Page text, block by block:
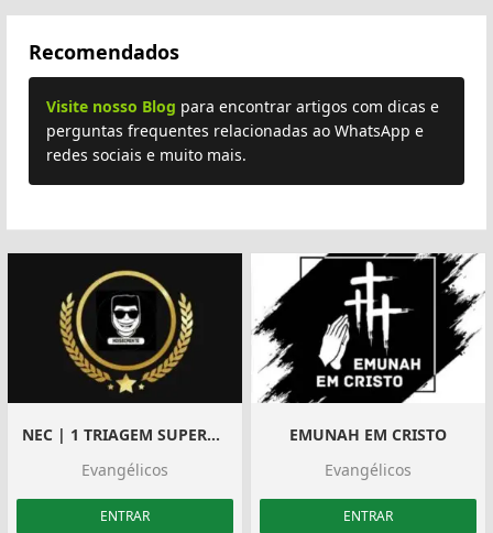
Recomendados
Visite nosso Blog para encontrar artigos com dicas e
perguntas frequentes relacionadas ao WhatsApp e
redes sociais e muito mais.
NEC | 1 TRIAGEM SUPERAÇÃO ️
Evangélicos
ENTRAR
EMUNAH EM CRISTO
Evangélicos
ENTRAR